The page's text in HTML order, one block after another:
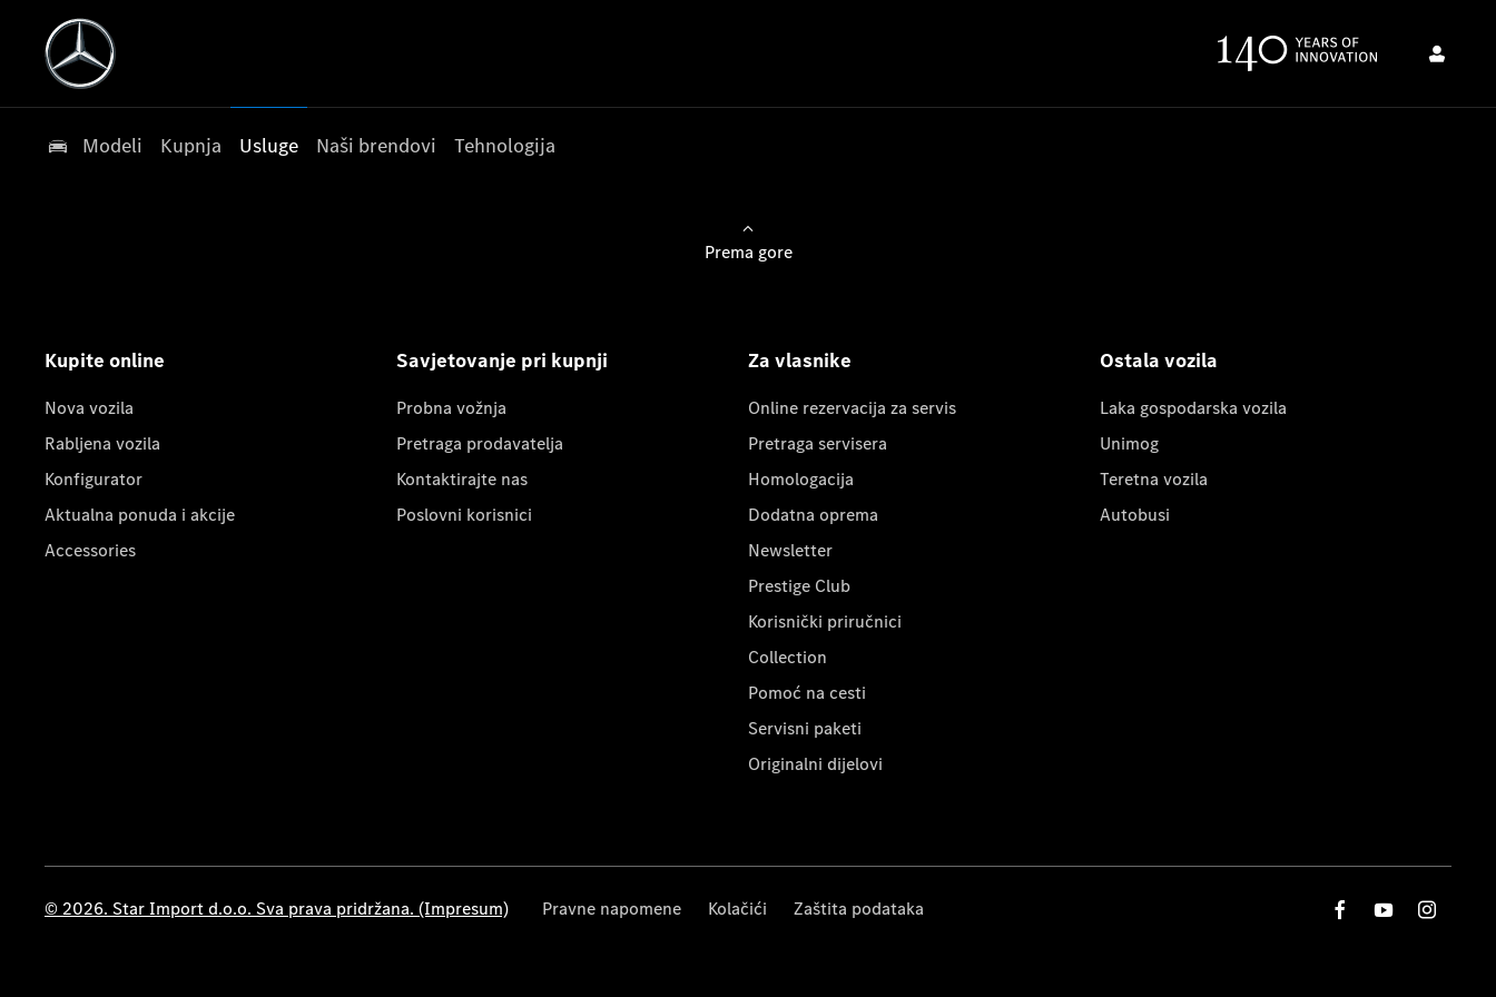
Modeli Kupnja Usluge Naši brendovi Tehnologija
Prema gore
Kupite online
Nova vozila
Rabljena vozila
Konfigurator
Aktualna ponuda i akcije
Accessories
Savjetovanje pri kupnji
Probna vožnja
Pretraga prodavatelja
Kontaktirajte nas
Poslovni korisnici
Za vlasnike
Online rezervacija za servis
Pretraga servisera
Homologacija
Dodatna oprema
Newsletter
Prestige Club
Korisnički priručnici
Collection
Pomoć na cesti
Servisni paketi
Originalni dijelovi
Ostala vozila
Laka gospodarska vozila
Unimog
Teretna vozila
Autobusi
© 2026. Star Import d.o.o. Sva prava pridržana. (Impresum) Pravne napomene Kolačići Zaštita podataka